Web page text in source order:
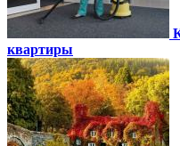
квартиры